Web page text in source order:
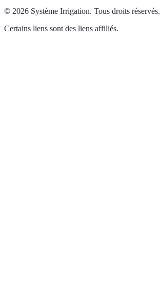
© 2026 Système Irrigation. Tous droits réservés.
Certains liens sont des liens affiliés.